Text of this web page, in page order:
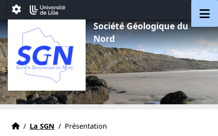
Aller au menu
Aller au contenu
Aller au pied de page
Paramétrage
Société Géologique du
Nord
Accueil
Accueil
/ La SGN / Présentation